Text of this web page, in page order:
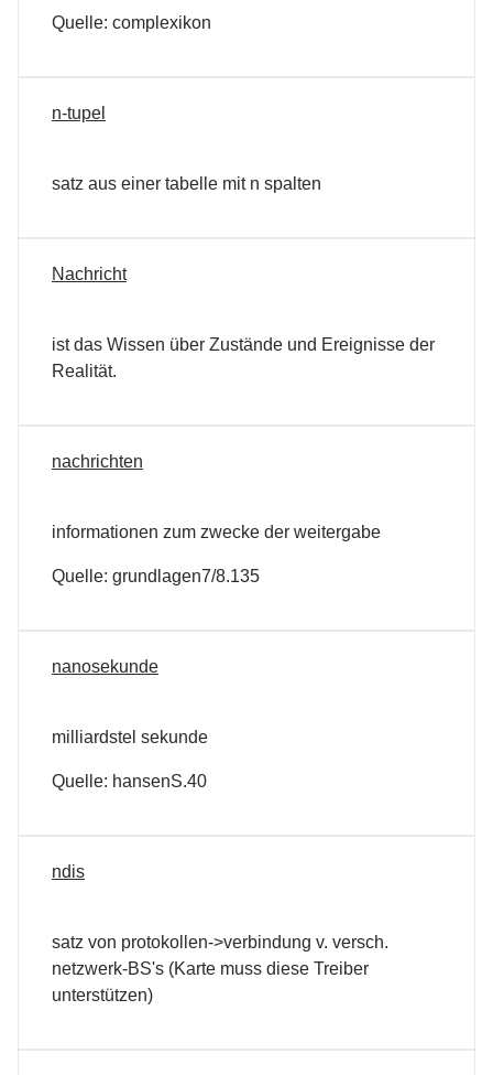
Quelle: complexikon
n-tupel
satz aus einer tabelle mit n spalten
Nachricht
ist das Wissen über Zustände und Ereignisse der
Realität.
nachrichten
informationen zum zwecke der weitergabe
Quelle: grundlagen7/8.135
nanosekunde
milliardstel sekunde
Quelle: hansenS.40
ndis
satz von protokollen->verbindung v. versch.
netzwerk-BS's (Karte muss diese Treiber
unterstützen)